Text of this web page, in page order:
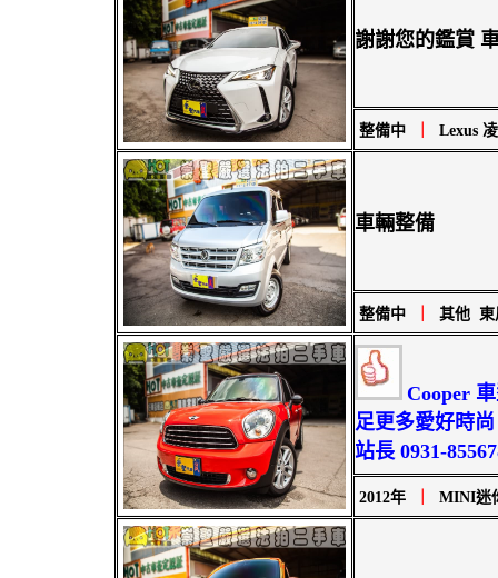
謝謝您的鑑賞
整備中 Lexus
車輛整備
整備中 其他 東
Cooper
足更多愛好時
站長 0931-
2012年 MINI迷